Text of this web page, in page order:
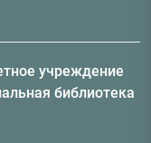
учреждение
библиотека